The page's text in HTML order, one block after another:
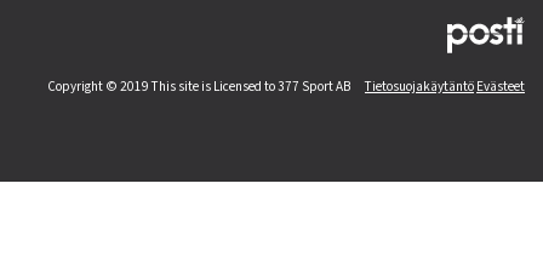
Copyright © 2019 This site is Licensed to 377 Sport AB Tietosuojakäytäntö Evästeet